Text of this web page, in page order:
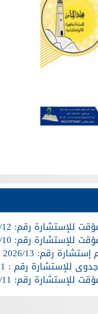
للإستشارة رقم: 2026/12
للإستشارة رقم: 2026/10
رقم: 2026/13
للإستشارة رقم : 2026/11
للإستشارة رقم: 2026/11